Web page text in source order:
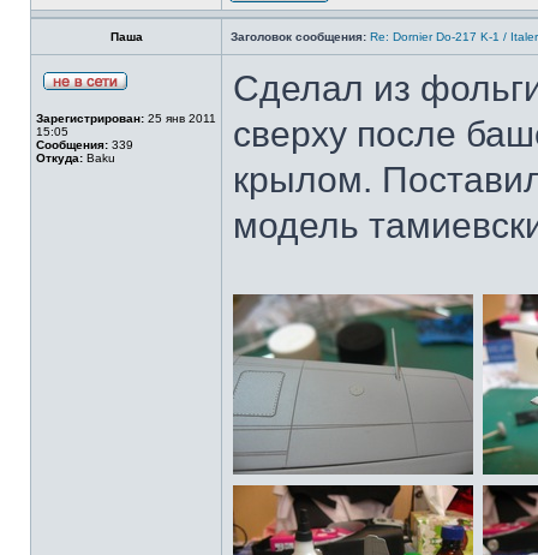
Паша Заголовок сообщения: Re: Dornier Do-217 K-1 /
Зарегистрирован: 25 янв 2011
15:05
Сообщения: 339
Откуда: Baku
Сделал из
сверху после
крылом.
модель